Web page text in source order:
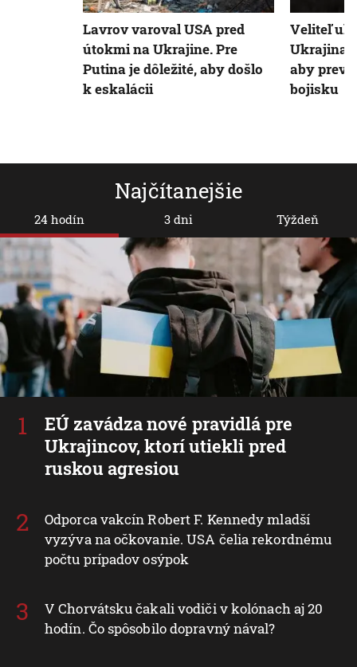
Najčítanejšie
24 hodín
EÚ zavádza nové pravidlá pre
Ukrajincov, ktorí utiekli pred
ruskou agresiou
Odporca vakcín Robert F. Kennedy mladší
vyzýva na očkovanie. USA čelia rekordnému
počtu prípadov osýpok
V Chorvátsku čakali vodiči v kolónach aj 20
hodín. Čo spôsobilo dopravný nával?
3 dni Týždeň
Lavrov varoval USA pred
útokmi na Ukrajine. Pre
Putina je dôležité, aby došlo
k eskalácii
Veliteľ
Ukrajina
aby
bojisku